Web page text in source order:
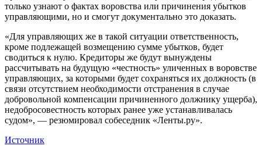
только узнают о фактах воровства или причинения убытков
управляющими, но и смогут документально это доказать.
«Для управляющих же в такой ситуации ответственность,
кроме подлежащей возмещению сумме убытков, будет
сводиться к нулю. Кредиторы же будут вынуждены
рассчитывать на будущую «честность» уличенных в воровстве
управляющих, за которыми будет сохраняться их должность (в
связи отсутствием необходимости отстранения в случае
добровольной компенсации причиненного должнику ущерба),
недобросовестность которых ранее уже устанавливалась
судом», — резюмировал собеседник «Ленты.ру».
Источник